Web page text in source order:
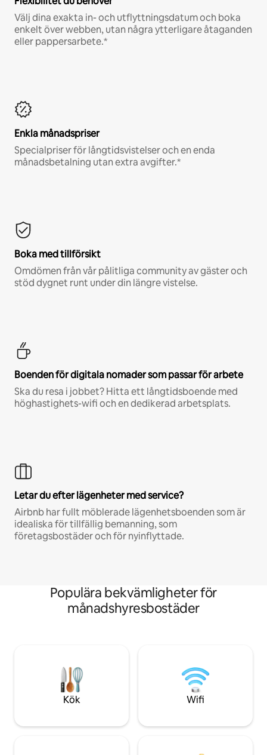
Välj dina exakta in- och utflyttningsdatum och boka
enkelt över webben, utan några ytterligare åtaganden
eller pappersarbete.*
Enkla månadspriser
Specialpriser för långtidsvistelser och en enda
månadsbetalning utan extra avgifter.*
Boka med tillförsikt
Omdömen från vår pålitliga community av gäster och
stöd dygnet runt under din längre vistelse.
Boenden för digitala nomader som passar för arbete
Ska du resa i jobbet? Hitta ett långtidsboende med
höghastighets-wifi och en dedikerad arbetsplats.
Letar du efter lägenheter med service?
Airbnb har fullt möblerade lägenhetsboenden som är
idealiska för tillfällig bemanning, som
företagsbostäder och för nyinflyttade.
Populära bekvämligheter för
månadshyresbostäder
Kök Wifi